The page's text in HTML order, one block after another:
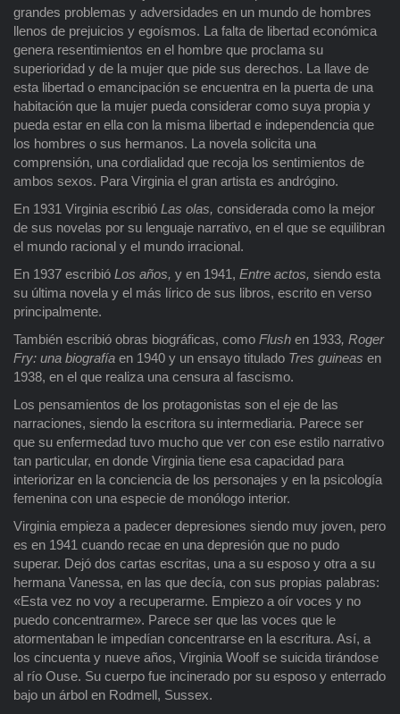
grandes problemas y adversidades en un mundo de hombres
llenos de prejuicios y egoísmos. La falta de libertad económica
genera resentimientos en el hombre que proclama su
superioridad y de la mujer que pide sus derechos. La llave de
esta libertad o emancipación se encuentra en la puerta de una
habitación que la mujer pueda considerar como suya propia y
pueda estar en ella con la misma libertad e independencia que
los hombres o sus hermanos. La novela solicita una
comprensión, una cordialidad que recoja los sentimientos de
ambos sexos. Para Virginia el gran artista es andrógino.
En 1931 Virginia escribió Las olas, considerada como la mejor
de sus novelas por su lenguaje narrativo, en el que se equilibran
el mundo racional y el mundo irracional.
En 1937 escribió Los años, y en 1941, Entre actos, siendo esta
su última novela y el más lírico de sus libros, escrito en verso
principalmente.
También escribió obras biográficas, como Flush en 1933, Roger
Fry: una biografía en 1940 y un ensayo titulado Tres guineas en
1938, en el que realiza una censura al fascismo.
Los pensamientos de los protagonistas son el eje de las
narraciones, siendo la escritora su intermediaria. Parece ser
que su enfermedad tuvo mucho que ver con ese estilo narrativo
tan particular, en donde Virginia tiene esa capacidad para
interiorizar en la conciencia de los personajes y en la psicología
femenina con una especie de monólogo interior.
Virginia empieza a padecer depresiones siendo muy joven, pero
es en 1941 cuando recae en una depresión que no pudo
superar. Dejó dos cartas escritas, una a su esposo y otra a su
hermana Vanessa, en las que decía, con sus propias palabras:
«Esta vez no voy a recuperarme. Empiezo a oír voces y no
puedo concentrarme». Parece ser que las voces que le
atormentaban le impedían concentrarse en la escritura. Así, a
los cincuenta y nueve años, Virginia Woolf se suicida tirándose
al río Ouse. Su cuerpo fue incinerado por su esposo y enterrado
bajo un árbol en Rodmell, Sussex.